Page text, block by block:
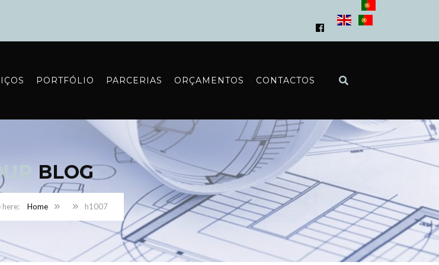
PORTFÓLIO PARCERIAS ORÇAMENTOS CONTACTOS
BLOG
Home h1007